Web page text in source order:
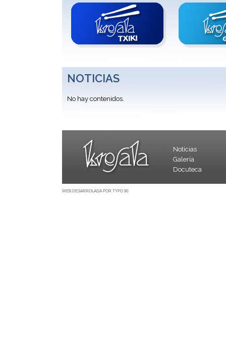
NOTICIAS
No hay contenidos.
Noticias
Galería
Docuteca
WEB DESARROLADA POR TYPO 90